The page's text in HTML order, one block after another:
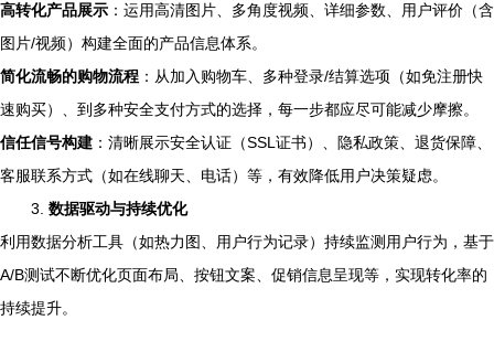
高转化产品展示 ：运用高清图片、多角度视频、详细参数、用户评价（含
图片/视频）构建全面的产品信息体系。
简化流畅的购物流程 ：从加入购物车、多种登录/结算选项（如免注册快
速购买）、到多种安全支付方式的选择，每一步都应尽可能减少摩擦。
信任信号构建 ：清晰展示安全认证（SSL证书）、隐私政策、退货保障、
客服联系方式（如在线聊天、电话）等，有效降低用户决策疑虑。
3. 数据驱动与持续优化
利用数据分析工具（如热力图、用户行为记录）持续监测用户行为，基于
A/B测试不断优化页面布局、按钮文案、促销信息呈现等，实现转化率的
持续提升。